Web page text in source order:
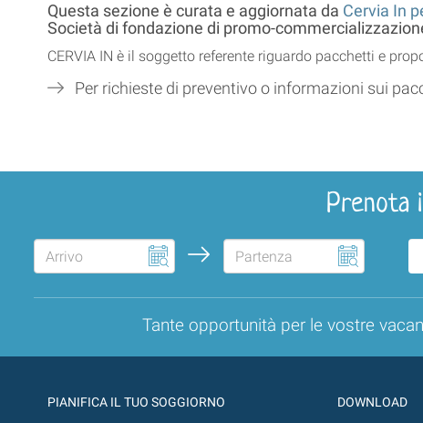
Questa sezione è curata e aggiornata da Cervia In
Società di fondazione di promo-
CERVIA IN è il soggetto referente riguardo pacchetti e
Per richieste di preventivo o informazioni sui
Prenota
Tante opportunità per le vostre
PIANIFICA IL TUO SOGGIORNO DOWNLOAD